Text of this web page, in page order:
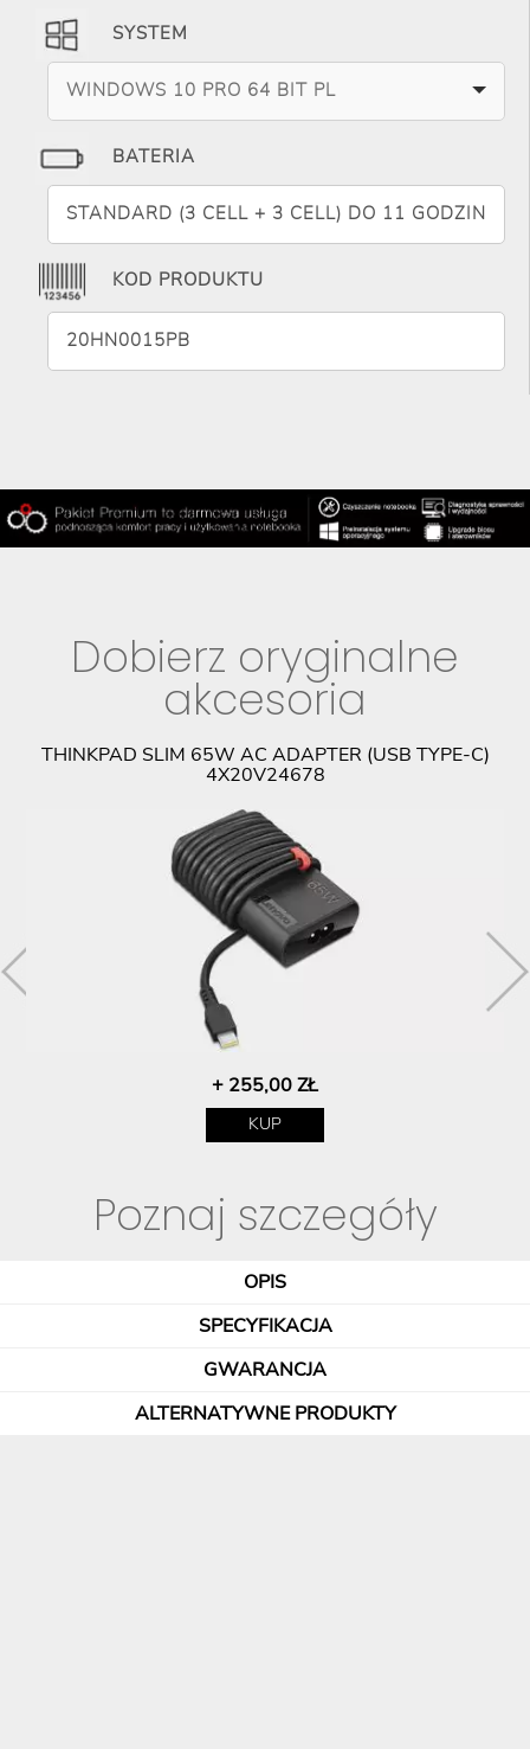
SYSTEM
WINDOWS 10 PRO 64 BIT PL
BATERIA
STANDARD (3 CELL + 3 CELL) DO 11 GODZIN
KOD PRODUKTU
20HN0015PB
Dobierz oryginalne
akcesoria
THINKPAD SLIM 65W AC ADAPTER (USB TYPE-C)
4X20V24678
+ 255,00 ZŁ
KUP
Poznaj szczegóły
OPIS
SPECYFIKACJA
GWARANCJA
ALTERNATYWNE PRODUKTY